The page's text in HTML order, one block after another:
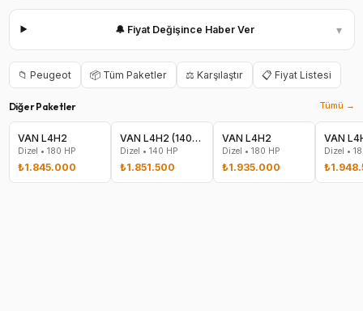
🔔 Fiyat Değişince Haber Ver ▾
📁 Peugeot 📦 Tüm Paketler ⚖️ Karşılaştır 📋 Fiyat Listesi
Diğer Paketler Tümü →
VAN L4H2
Dizel • 180 HP
₺1.845.000
VAN L4H2 (140hp Dizel Manuel 2200)
Dizel • 140 HP
₺1.851.500
VAN L4H2
Dizel • 180 HP
₺1.935.000
Dizel •